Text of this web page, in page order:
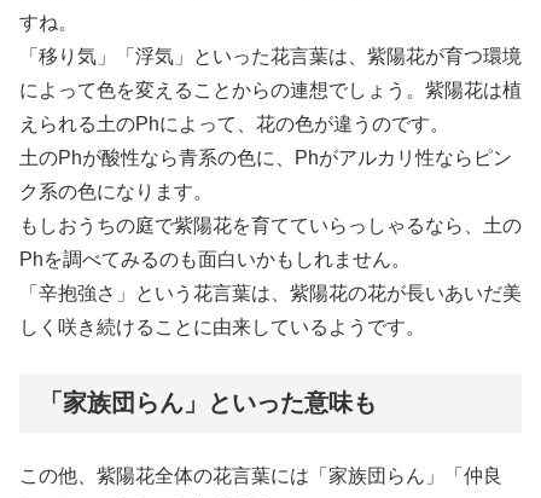
すね。
「移り気」「浮気」といった花言葉は、紫陽花が育つ環境
によって色を変えることからの連想でしょう。紫陽花は植
えられる土のPhによって、花の色が違うのです。
土のPhが酸性なら青系の色に、Phがアルカリ性ならピン
ク系の色になります。
もしおうちの庭で紫陽花を育てていらっしゃるなら、土の
Phを調べてみるのも面白いかもしれません。
「辛抱強さ」という花言葉は、紫陽花の花が長いあいだ美
しく咲き続けることに由来しているようです。
「家族団らん」といった意味も
この他、紫陽花全体の花言葉には「家族団らん」「仲良